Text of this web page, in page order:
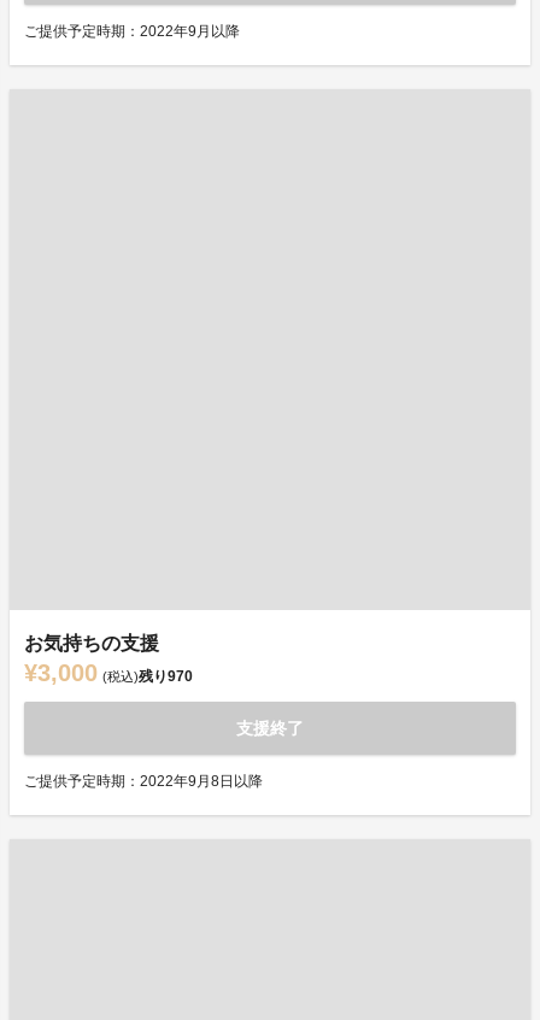
ご提供予定時期：2022年9月以降
お気持ちの支援
¥3,000 (税込)残り970
支援終了
ご提供予定時期：2022年9月8日以降